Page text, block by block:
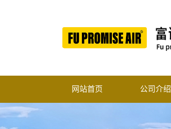
网站首页 公司介绍